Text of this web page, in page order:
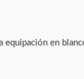
equipación en